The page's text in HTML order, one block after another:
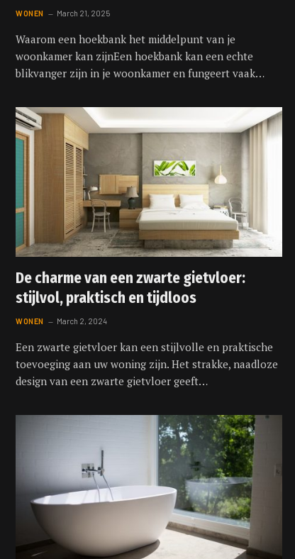
WONEN March 21, 2025
Waarom een hoekbank het middelpunt van je
woonkamer kan zijnEen hoekbank kan een echte
blikvanger zijn in je woonkamer en fungeert vaak…
De charme van een zwarte gietvloer:
stijlvol, praktisch en tijdloos
WONEN March 2, 2024
Een zwarte gietvloer kan een stijlvolle en praktische
toevoeging aan uw woning zijn. Het strakke, naadloze
design van een zwarte gietvloer geeft…